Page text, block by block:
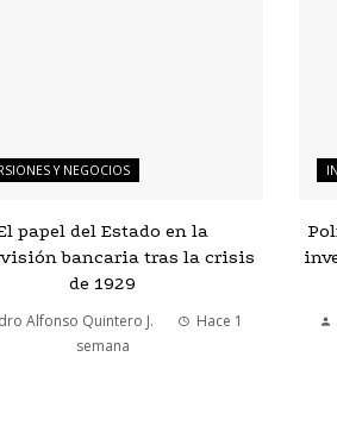
Y NEGOCIOS
papel del Estado en la
bancaria tras la crisis
de 1929
Alfonso Quintero J.
Hace 1
semana